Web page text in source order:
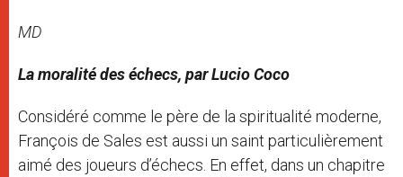
MD
La moralité des échecs, par Lucio Coco
Considéré comme le père de la spiritualité moderne,
François de Sales est aussi un saint particulièrement
aimé des joueurs d’échecs. En effet, dans un chapitre